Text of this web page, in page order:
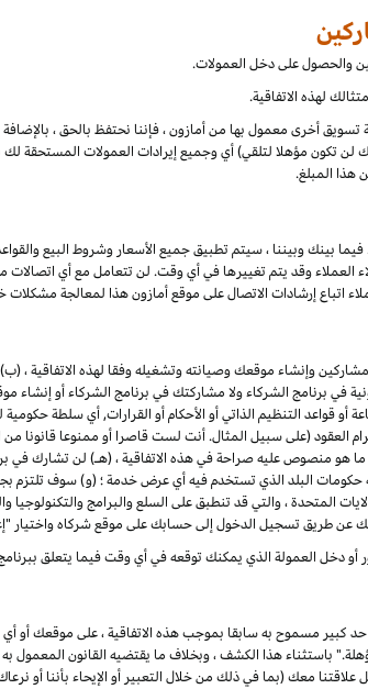
والحصول على دخل العمولات.
لهذه الاتفاقية.
تسويق أخرى معمول بها من أمازون ، فإننا نحتفظ بالحق ،
تكون مؤهلا لتلقي) أي وجميع إيرادات العمولات المستحقة لك
هذا المبلغ.
بينك وبيننا ، سيتم تطبيق جميع الأسعار وشروط البيع
وقد يتم تغييرها في أي وقت. لن تتعامل مع أي اتصالات
اتباع إرشادات الاتصال على موقع أمازون هذا لمعالجة مشكلات
وإنشاء موقعك وصيانته وتشغيله وفقا لهذه الاتفاقية
في برنامج الشركاء ولا مشاركتك في برنامج الشركاء أو إنشاء
أو قواعد التنظيم الذاتي أو الأحكام أو القرارات, أي سلطة
العقود (على سبيل المثال. أنت لست قاصرا أو ممنوعا
هو منصوص عليه صراحة في هذه الاتفاقية ، (هـ) لن تشارك
حكومات البلد الذي تستخدم فيه أي عرض خدمة ؛ (و) سوف تلتزم
المتحدة ، والتي قد تنطبق على السلع والبرامج
عن طريق تسجيل الدخول إلى حسابك على موقع شركاه واختيار
دخل العمولة الذي يمكنك توقعه في أي وقت فيما يتعلق
كبير مسموح به سابقا بموجب هذه الاتفاقية ، على موقعك أو
باستثناء هذا الكشف ، وبخلاف ما يقتضيه القانون المعمول به
معك (بما في ذلك من خلال التعبير أو الإيحاء بأننا أو